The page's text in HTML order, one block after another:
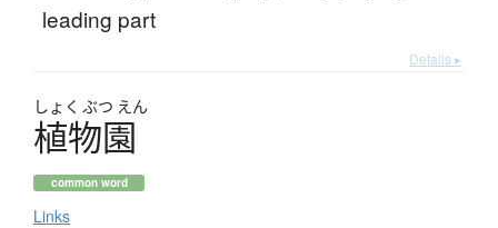
leading part
Details ▸
しょく ぶつ えん
植物園
common word
Links